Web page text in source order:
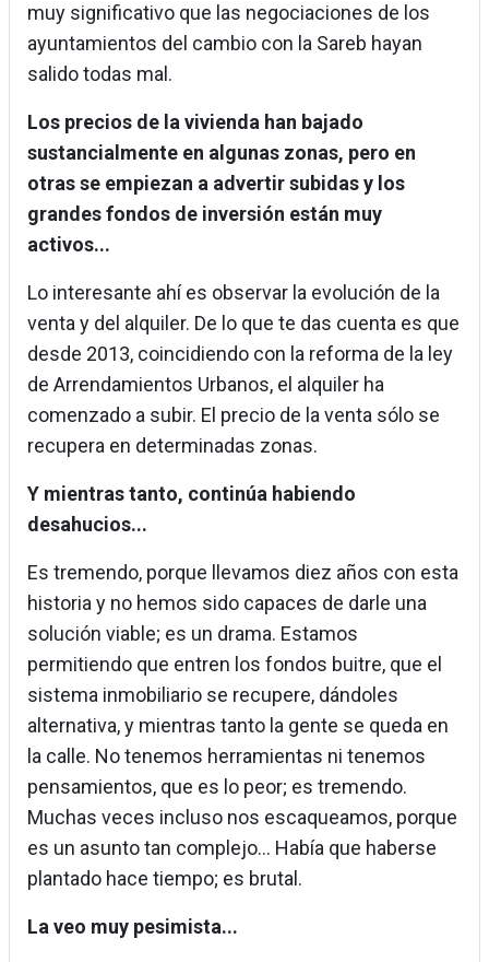
muy significativo que las negociaciones de los
ayuntamientos del cambio con la Sareb hayan
salido todas mal.
Los precios de la vivienda han bajado
sustancialmente en algunas zonas, pero en
otras se empiezan a advertir subidas y los
grandes fondos de inversión están muy
activos...
Lo interesante ahí es observar la evolución de la
venta y del alquiler. De lo que te das cuenta es que
desde 2013, coincidiendo con la reforma de la ley
de Arrendamientos Urbanos, el alquiler ha
comenzado a subir. El precio de la venta sólo se
recupera en determinadas zonas.
Y mientras tanto, continúa habiendo
desahucios...
Es tremendo, porque llevamos diez años con esta
historia y no hemos sido capaces de darle una
solución viable; es un drama. Estamos
permitiendo que entren los fondos buitre, que el
sistema inmobiliario se recupere, dándoles
alternativa, y mientras tanto la gente se queda en
la calle. No tenemos herramientas ni tenemos
pensamientos, que es lo peor; es tremendo.
Muchas veces incluso nos escaqueamos, porque
es un asunto tan complejo... Había que haberse
plantado hace tiempo; es brutal.
La veo muy pesimista...